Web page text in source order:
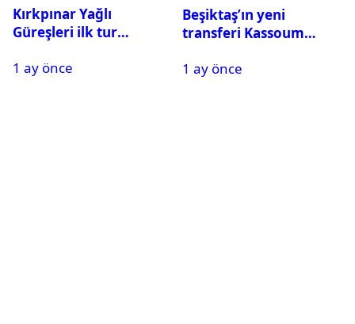
Kırkpınar Yağlı
Güreşleri ilk tur
2. tura geçen
1 ay önce
Beşiktaş’ın yeni
transferi Kassoum
gelecek? Resmi
1 ay önce